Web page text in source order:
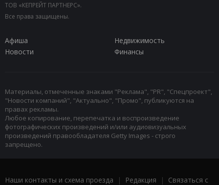
ТОВ «КЕПРЕЙТ ПАРТНЕРС».
Все права защищены.
Афиша
Недвижимость
Новости
Финансы
Материалы, отмеченные знаками "Реклама", "PR", "Спецпроект",
"Новости компаний", "Актуально", "Промо", публикуются на
правах рекламы.
Любое копирование, перепечатка и воспроизведение
фотографических произведений и/или аудиовизуальных
произведений правообладателя Getty Images - строго
запрещено.
Наши контакты и схема проезда | Редакция | Связаться с